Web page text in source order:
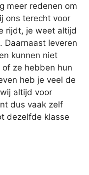
meer redenen om
ons terecht voor
rijdt, je weet altijd
Daarnaast leveren
kunnen niet
ze hebben hun
heb je veel de
altijd voor
dus vaak zelf
dezelfde klasse